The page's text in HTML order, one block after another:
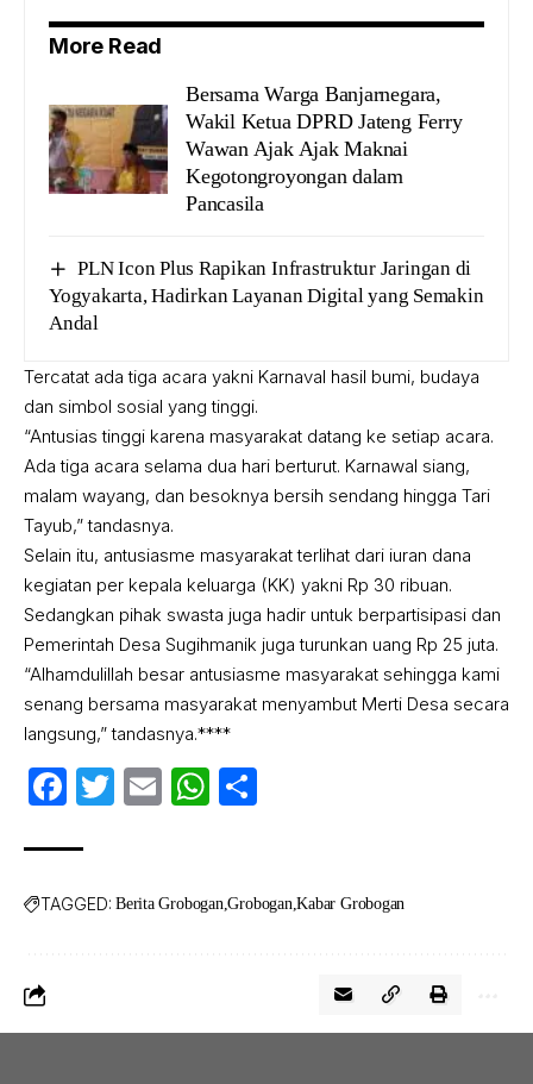
More Read
Bersama Warga Banjarnegara,
Wakil Ketua DPRD Jateng Ferry
Wawan Ajak Ajak Maknai
Kegotongroyongan dalam
Pancasila
PLN Icon Plus Rapikan Infrastruktur Jaringan di
Yogyakarta, Hadirkan Layanan Digital yang Semakin
Andal
Tercatat ada tiga acara yakni Karnaval hasil bumi, budaya
dan simbol sosial yang tinggi.
“Antusias tinggi karena masyarakat datang ke setiap acara.
Ada tiga acara selama dua hari berturut. Karnawal siang,
malam wayang, dan besoknya bersih sendang hingga Tari
Tayub,” tandasnya.
Selain itu, antusiasme masyarakat terlihat dari iuran dana
kegiatan per kepala keluarga (KK) yakni Rp 30 ribuan.
Sedangkan pihak swasta juga hadir untuk berpartisipasi dan
Pemerintah Desa Sugihmanik juga turunkan uang Rp 25 juta.
“Alhamdulillah besar antusiasme masyarakat sehingga kami
senang bersama masyarakat menyambut Merti Desa secara
langsung,” tandasnya.****
Facebook
Twitter
EmailWhatsApp
TAGGED: Berita Grobogan Grobogan Kabar Grobogan